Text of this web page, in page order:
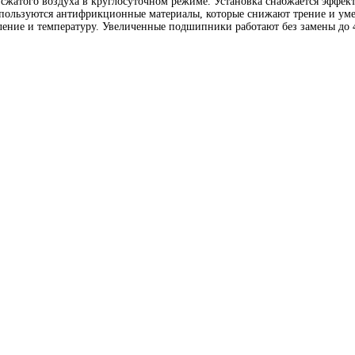
антифрикционные материалы, которые снижают трение и
и температуру. Увеличенные подшипники работают без замены до